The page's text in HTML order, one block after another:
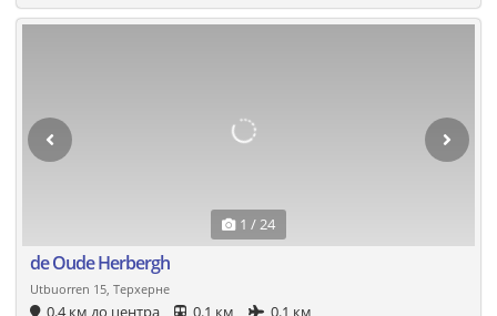
1 / 24
de Oude Herbergh
Utbuorren 15, Терхерне
0.4 км до центра 0.1 км
0.1 км